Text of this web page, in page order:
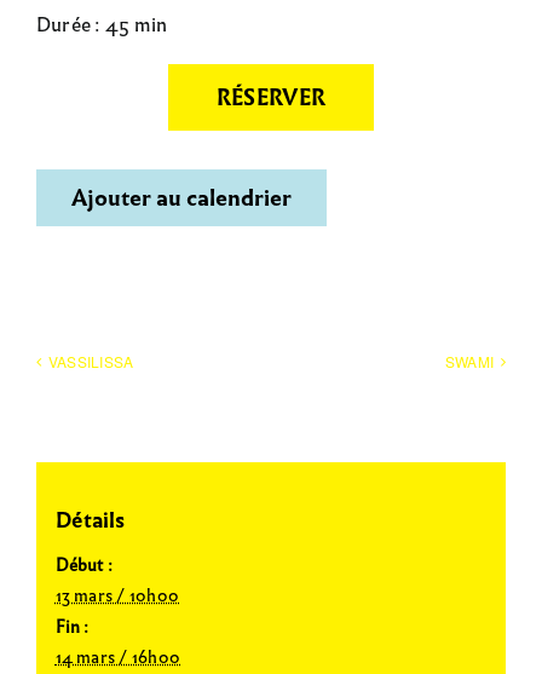
Durée : 45 min
RÉSERVER
Ajouter au calendrier
VASSILISSA SWAMI
Détails
Début :
13 mars / 10h00
Fin :
14 mars / 16h00